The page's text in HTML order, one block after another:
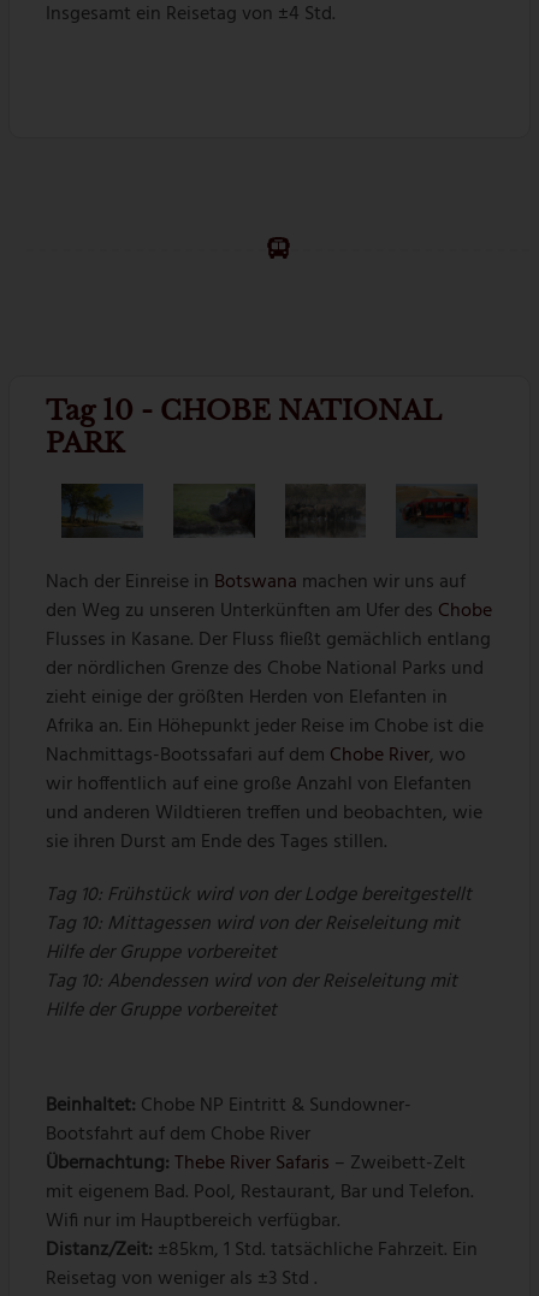
Insgesamt ein Reisetag von ±4 Std.
Tag 10 - CHOBE NATIONAL
PARK
Nach der Einreise in Botswana machen wir uns auf
den Weg zu unseren Unterkünften am Ufer des Chobe
Flusses in Kasane. Der Fluss fließt gemächlich entlang
der nördlichen Grenze des Chobe National Parks und
zieht einige der größten Herden von Elefanten in
Afrika an. Ein Höhepunkt jeder Reise im Chobe ist die
Nachmittags-Bootssafari auf dem Chobe River, wo
wir hoffentlich auf eine große Anzahl von Elefanten
und anderen Wildtieren treffen und beobachten, wie
sie ihren Durst am Ende des Tages stillen.
Tag 10: Frühstück wird von der Lodge bereitgestellt
Tag 10: Mittagessen wird von der Reiseleitung mit
Hilfe der Gruppe vorbereitet
Tag 10: Abendessen wird von der Reiseleitung mit
Hilfe der Gruppe vorbereitet
Beinhaltet: Chobe NP Eintritt & Sundowner-
Bootsfahrt auf dem Chobe River
Übernachtung:Thebe River Safaris – Zweibett-Zelt
mit eigenem Bad. Pool, Restaurant, Bar und Telefon.
Wifi nur im Hauptbereich verfügbar.
Distanz/Zeit: ±85km, 1 Std. tatsächliche Fahrzeit. Ein
Reisetag von weniger als ±3 Std .